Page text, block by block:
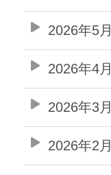
2026年5月
2026年4月
2026年3月
2026年2月